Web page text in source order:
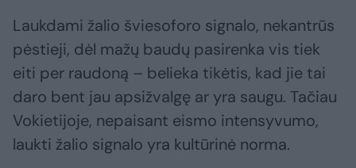
Laukdami žalio šviesoforo signalo, nekantrūs
pėstieji, dėl mažų baudų pasirenka vis tiek
eiti per raudoną – belieka tikėtis, kad jie tai
daro bent jau apsižvalgę ar yra saugu. Tačiau
Vokietijoje, nepaisant eismo intensyvumo,
laukti žalio signalo yra kultūrinė norma.